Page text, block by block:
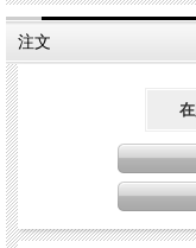
ルビー【紅玉】
商品説明
極上ルビーの3連ペンダン
7月の誕生石、勝利を呼び
透明感！濃さ！値段！申し
限定品ですので是非！
ストーンキーワード
注文